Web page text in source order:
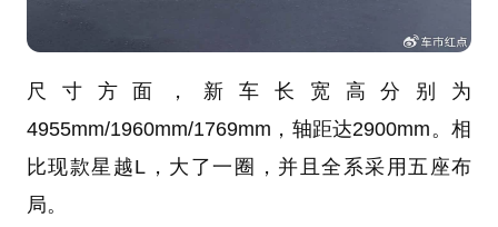
尺寸方面，新车长宽高分别为
4955mm/1960mm/1769mm，轴距达2900mm。相
比现款星越L，大了一圈，并且全系采用五座布
局。